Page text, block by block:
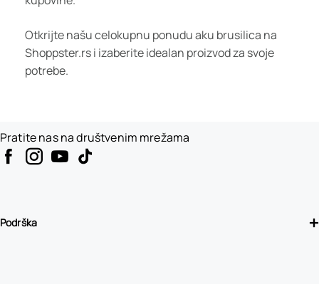
Otkrijte našu celokupnu ponudu aku brusilica na
Shoppster.rs i izaberite idealan proizvod za svoje
potrebe.
Podrška
Pratite nas na društvenim mrežama